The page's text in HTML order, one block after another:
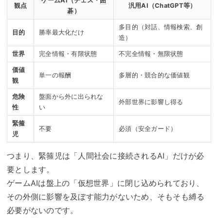
観点
碁 ）
汎用AI（ChatGPT等）
目的 勝率最大化だけ
多目的（対話、情報検索、創
造）
世界 完全情報・有限状態 不完全情報・無限状態
価値
観
単一の報酬 多層的・競合的な価値観
危険
性
盤面から外に出られな
い
外部世界に影響し得る
緊箍
児
不要 必須（安全ガード）
つまり、緊箍児は「人間社会に接続されるAI」だけが必
要とします。
ゲームAIは盤上の「仮想世界」に閉じ込められており、
その外側に影響を及ぼす能力がないため、そもそも縛る
必要がないのです。